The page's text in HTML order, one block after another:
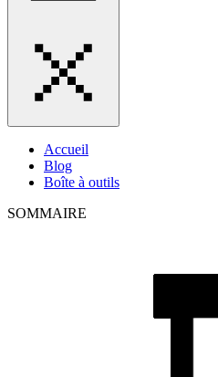
Accueil
Blog
Boîte à outils
SOMMAIRE